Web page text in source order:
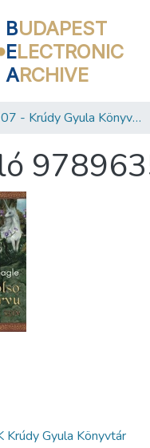
BUDAPEST
ELECTRONIC
ARCHIVE
0307 - Krúdy Gyula Könyvtár
Krúdy Gyula Könyvtár